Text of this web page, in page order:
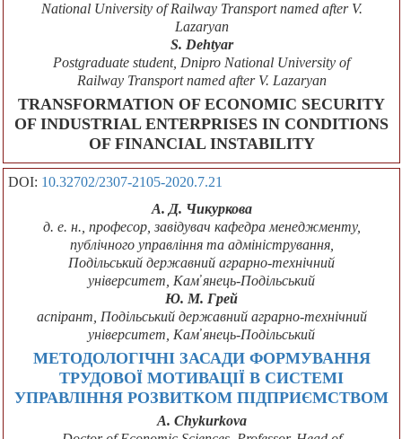
National University of Railway Transport named after V.
Lazaryan
S. Dehtyar
Postgraduate student, Dnipro National University of
Railway Transport named after V. Lazaryan
TRANSFORMATION OF ECONOMIC SECURITY
OF INDUSTRIAL ENTERPRISES IN CONDITIONS
OF FINANCIAL INSTABILITY
DOI: 10.32702/2307-2105-2020.7.21
А. Д. Чикуркова
д. е. н., професор, завідувач кафедра менеджменту,
публічного управління та адміністрування,
Подільський державний аграрно-технічний
університет, Кам̓ янець-Подільський
Ю. М. Грей
аспірант, Подільський державний аграрно-технічний
університет, Кам̓ янець-Подільський
МЕТОДОЛОГІЧНІ ЗАСАДИ ФОРМУВАННЯ
ТРУДОВОЇ МОТИВАЦІЇ В СИСТЕМІ
УПРАВЛІННЯ РОЗВИТКОМ ПІДПРИЄМСТВОМ
A. Chykurkova